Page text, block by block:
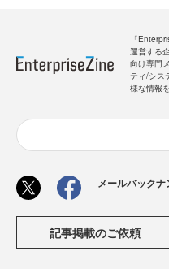
「
運営する
向け専門
ティ/シス
様な情報
メールバックナ
記事掲載のご依頼